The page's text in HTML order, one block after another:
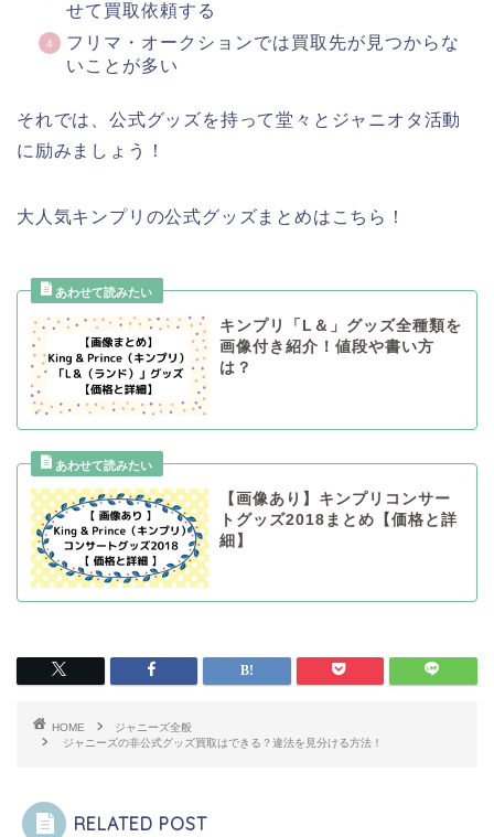
せて買取依頼する
フリマ・オークションでは買取先が見つからな
いことが多い
それでは、公式グッズを持って堂々とジャニオタ活動
に励みましょう！
大人気キンプリの公式グッズまとめはこちら！
キンプリ「L＆」グッズ全種類を
画像付き紹介！値段や書い方
は？
【画像あり】キンプリコンサー
トグッズ2018まとめ【価格と詳
細】
HOME
ジャニーズ全般
ジャニーズの非公式グッズ買取はできる？違法を見分ける方法！
RELATED POST